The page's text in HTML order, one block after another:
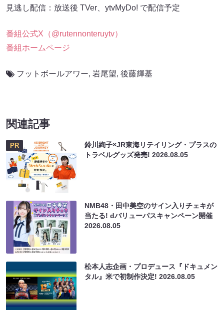
見逃し配信：放送後 TVer、ytvMyDo! で配信予定
番組公式X（@rutennonteruytv）
番組ホームページ
フットボールアワー, 岩尾望, 後藤輝基
関連記事
PR
鈴川絢子×JR東海リテイリング・プラスの
トラベルグッズ発売!2026.08.05
NMB48・田中美空のサイン入りチェキが
当たる! dバリューパスキャンペーン開催
2026.08.05
松本人志企画・プロデュース『ドキュメン
タル』米で初制作決定!2026.08.05